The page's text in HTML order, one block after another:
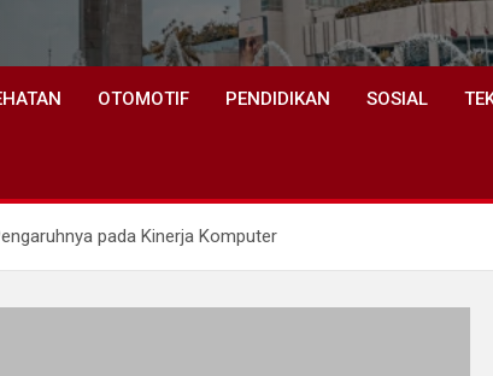
OTOMOTIF PENDIDIKAN SOSIAL
pada Kinerja Komputer